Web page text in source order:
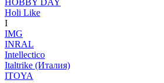
HOBBY DAY
Holi Like
I
IMG
INRAL
Intellectico
Italtrike (Италия)
ITOYA